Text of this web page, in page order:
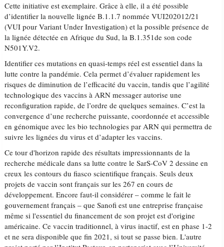
Cette initiative est exemplaire. Grâce à elle, il a été possible
d’identifier la nouvelle lignée B.1.1.7 nommée VUI202012/21
(VUI pour Variant Under Investigation) et la possible présence de
la lignée détectée en Afrique du Sud, la B.1.351de son code
N501Y.V2.
Identifier ces mutations en quasi-temps réel est essentiel dans la
lutte contre la pandémie. Cela permet d’évaluer rapidement les
risques de diminution de l’efficacité du vaccin, tandis que l’agilité
technologique des vaccins à ARN messager autorise une
reconfiguration rapide, de l’ordre de quelques semaines. C’est la
convergence d’une recherche puissante, coordonnée et accessible
en génomique avec les bio technologies par ARN qui permettra de
suivre les lignées du virus et d’adapter les vaccins.
Ce tour d'horizon rapide des résultats impressionnants de la
recherche médicale dans sa lutte contre le SarS-CoV 2 dessine en
creux les contours du fiasco scientifique français. Seuls deux
projets de vaccin sont français sur les 267 en cours de
développement. Encore faut-il considérer – comme le fait le
gouvernement français – que Sanofi est une entreprise française
même si l'essentiel du financement de son projet est d'origine
américaine. Ce vaccin traditionnel, à virus inactif, est en phase 1-2
et ne sera disponible que fin 2021, si tout se passe bien. L'autre